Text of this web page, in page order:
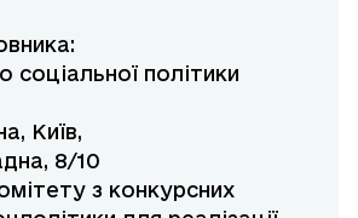
соціальної політики
Київ,
8/10
з конкурсних